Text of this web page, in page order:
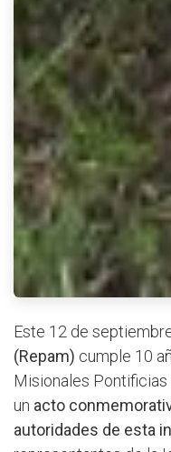
Este 12 de
(Repam) cumple 10
Misionales Pontificias
un acto
autoridades de esta